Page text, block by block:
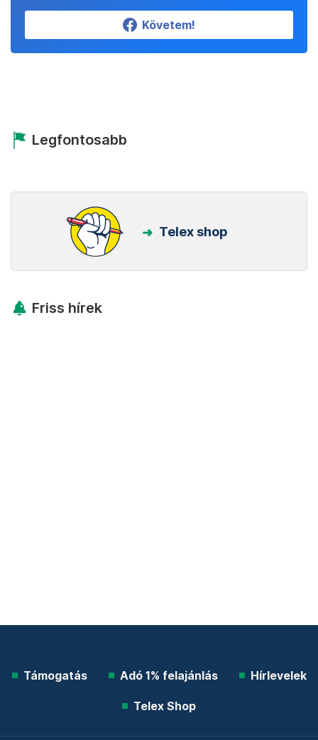
Követem!
Legfontosabb
Telex shop
Friss hírek
Támogatás Adó 1% felajánlás Hírlevelek
Telex Shop